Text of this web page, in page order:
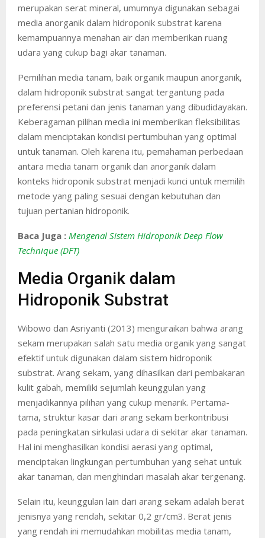
merupakan serat mineral, umumnya digunakan sebagai
media anorganik dalam hidroponik substrat karena
kemampuannya menahan air dan memberikan ruang
udara yang cukup bagi akar tanaman.
Pemilihan media tanam, baik organik maupun anorganik,
dalam hidroponik substrat sangat tergantung pada
preferensi petani dan jenis tanaman yang dibudidayakan.
Keberagaman pilihan media ini memberikan fleksibilitas
dalam menciptakan kondisi pertumbuhan yang optimal
untuk tanaman. Oleh karena itu, pemahaman perbedaan
antara media tanam organik dan anorganik dalam
konteks hidroponik substrat menjadi kunci untuk memilih
metode yang paling sesuai dengan kebutuhan dan
tujuan pertanian hidroponik.
Baca Juga : Mengenal Sistem Hidroponik Deep Flow
Technique (DFT)
Media Organik dalam
Hidroponik Substrat
Wibowo dan Asriyanti (2013) menguraikan bahwa arang
sekam merupakan salah satu media organik yang sangat
efektif untuk digunakan dalam sistem hidroponik
substrat. Arang sekam, yang dihasilkan dari pembakaran
kulit gabah, memiliki sejumlah keunggulan yang
menjadikannya pilihan yang cukup menarik. Pertama-
tama, struktur kasar dari arang sekam berkontribusi
pada peningkatan sirkulasi udara di sekitar akar tanaman.
Hal ini menghasilkan kondisi aerasi yang optimal,
menciptakan lingkungan pertumbuhan yang sehat untuk
akar tanaman, dan menghindari masalah akar tergenang.
Selain itu, keunggulan lain dari arang sekam adalah berat
jenisnya yang rendah, sekitar 0,2 gr/cm3. Berat jenis
yang rendah ini memudahkan mobilitas media tanam,